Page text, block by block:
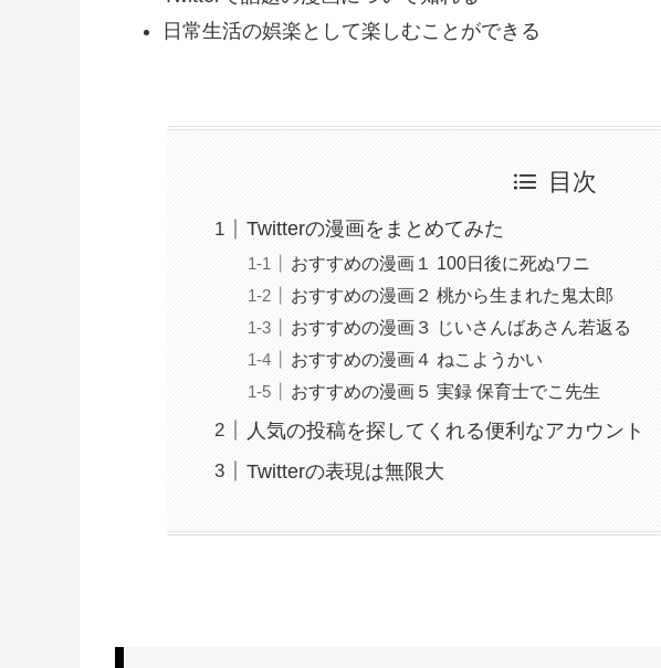
日常生活の娯楽として楽しむことができる
目次
Twitterの漫画をまとめてみた
おすすめの漫画１ 100日後に死ぬワニ
おすすめの漫画２ 桃から生まれた鬼太郎
おすすめの漫画３ じいさんばあさん若返る
おすすめの漫画４ ねこようかい
おすすめの漫画５ 実録 保育士でこ先生
人気の投稿を探してくれる便利なアカウント
Twitterの表現は無限大